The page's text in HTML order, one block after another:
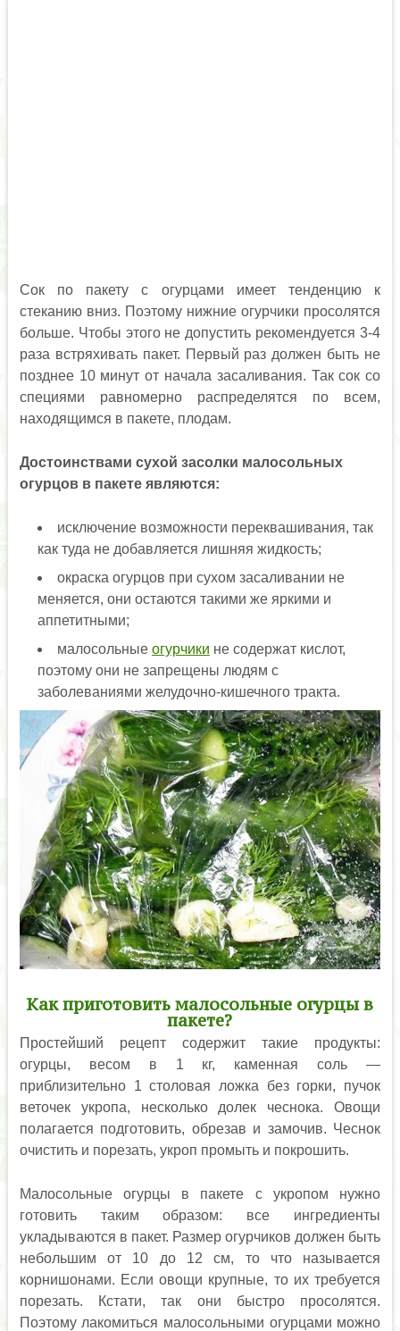
Сок по пакету с огурцами имеет тенденцию к
стеканию вниз. Поэтому нижние огурчики просолятся
больше. Чтобы этого не допустить рекомендуется 3-4
раза встряхивать пакет. Первый раз должен быть не
позднее 10 минут от начала засаливания. Так сок со
специями равномерно распределятся по всем,
находящимся в пакете, плодам.
Достоинствами сухой засолки малосольных
огурцов в пакете являются:
исключение возможности переквашивания, так
как туда не добавляется лишняя жидкость;
окраска огурцов при сухом засаливании не
меняется, они остаются такими же яркими и
аппетитными;
малосольные огурчики не содержат кислот,
поэтому они не запрещены людям с
заболеваниями желудочно-кишечного тракта.
Как приготовить малосольные огурцы в
пакете?
Простейший рецепт содержит такие продукты:
огурцы, весом в 1 кг, каменная соль —
приблизительно 1 столовая ложка без горки, пучок
веточек укропа, несколько долек чеснока. Овощи
полагается подготовить, обрезав и замочив. Чеснок
очистить и порезать, укроп промыть и покрошить.
Малосольные огурцы в пакете с укропом нужно
готовить таким образом: все ингредиенты
укладываются в пакет. Размер огурчиков должен быть
небольшим от 10 до 12 см, то что называется
корнишонами. Если овощи крупные, то их требуется
порезать. Кстати, так они быстро просолятся.
Поэтому лакомиться малосольными огурцами можно